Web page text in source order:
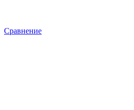
Сравнение